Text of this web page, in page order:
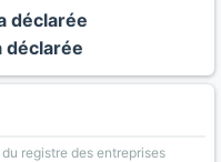
déclarée
déclarée
registre des entreprises